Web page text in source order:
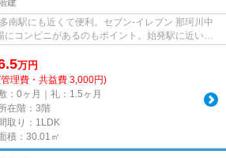
建
南駅にも近くて便利。セブン‐イレブン 那珂川中
にコンビニがあるのもポイント。始発駅に近いア
...
万円
理費・共益費 3,000円)
：0ヶ月｜礼：1.5ヶ月
在階：3階
取り：1LDK
積：30.01㎡